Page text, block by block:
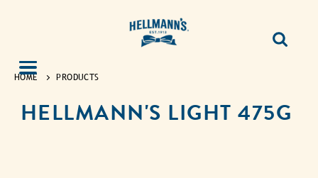
HOME PRODUCTS
HELLMANN'S LIGHT 475G